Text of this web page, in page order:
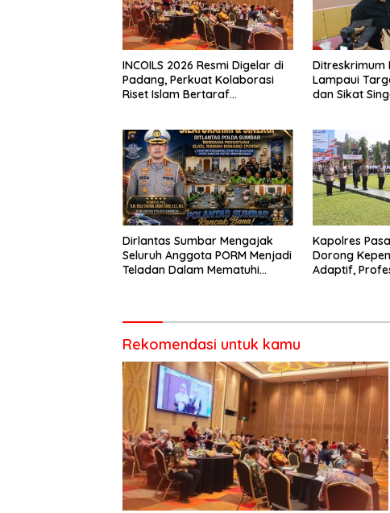
INCOILS 2026 Resmi Digelar di
Padang, Perkuat Kolaborasi
Riset Islam Bertaraf
Ditreskrimum
Lampaui
dan Sikat
Dirlantas Sumbar Mengajak
Seluruh Anggota PORM Menjadi
Teladan Dalam Mematuhi
Berkendara
Kapolres
Dorong
Adaptif,
Rekomendasi untuk kamu